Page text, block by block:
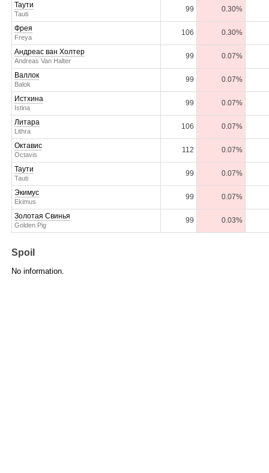
Таути
Tauti
99 0.30%
Фрея
Freya
106 0.30%
Андреас ван Холтер
Andreas Van Halter
99 0.07%
Валлок
Balok
99 0.07%
Истхина
Istina
99 0.07%
Литара
Lithra
106 0.07%
Октавис
Octavis
112 0.07%
Таути
Tauti
99 0.07%
Экимус
Ekimus
99 0.07%
Золотая Свинья
Golden Pig
99 0.03%
Spoil
No information.